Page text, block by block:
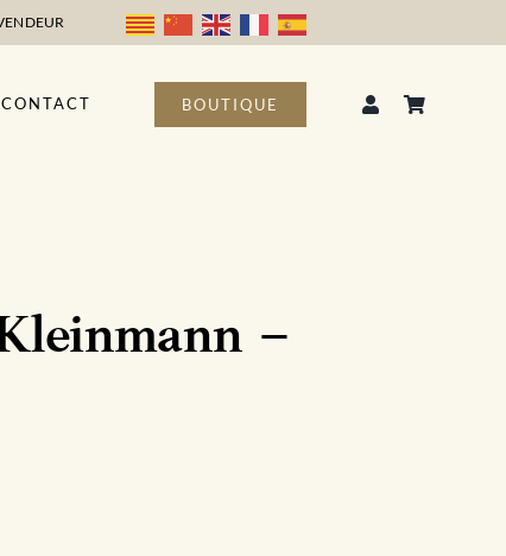
CONTACT BOUTIQUE
–